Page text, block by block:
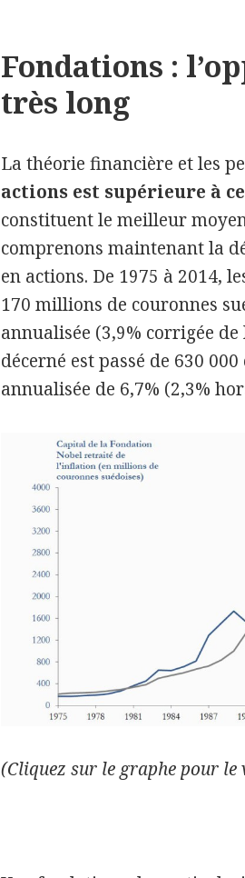
Fondations :
très long
La théorie financière et les
actions est supérieure à
constituent le meilleur
comprenons maintenant la
en actions. De 1975 à 2014,
170 millions de couronnes
annualisée (3,9% corrigée
décerné est passé de 630
annualisée de 6,7% (2,3%
(Cliquez sur le graphe pour le